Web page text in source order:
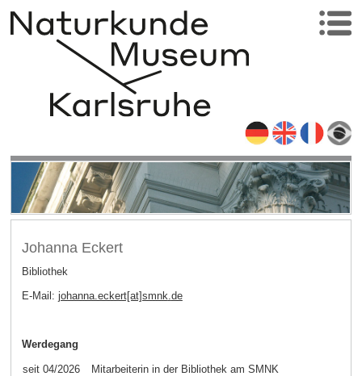
Johanna Eckert
Bibliothek
E-Mail: johanna.eckert[at]smnk.de
Werdegang
seit 04/2026 Mitarbeiterin in der Bibliothek am SMNK